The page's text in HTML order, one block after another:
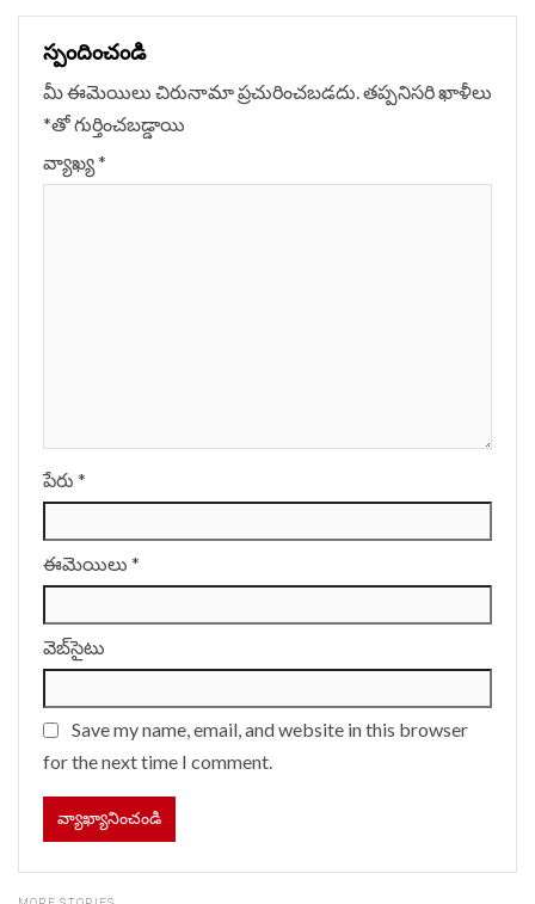
స్పందించండి
మీ ఈమెయిలు చిరునామా ప్రచురించబడదు.తప్పనిసరి ఖాళీలు
*‌తో గుర్తించబడ్డాయి
వ్యాఖ్య*
పేరు *
ఈమెయిలు *
వెబ్‌సైటు
Save my name, email, and website in this browser
for the next time I comment.